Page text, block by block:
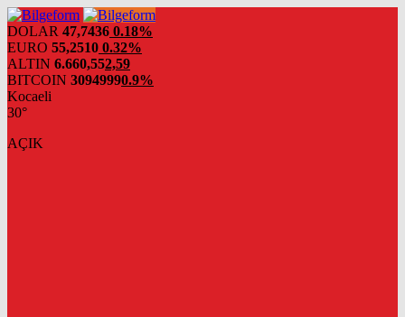
DOLAR 47,7436 0.18%
EURO 55,2510 0.32%
ALTIN 6.660,552,59
BITCOIN 30949990.9%
Kocaeli
30°
AÇIK